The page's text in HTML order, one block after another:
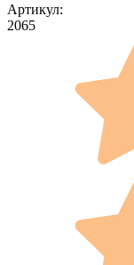
Артикул:
2065